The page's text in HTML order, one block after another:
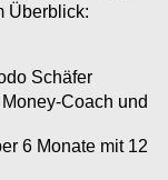
Überblick:
Schäfer
Coach und
6 Monate mit 12